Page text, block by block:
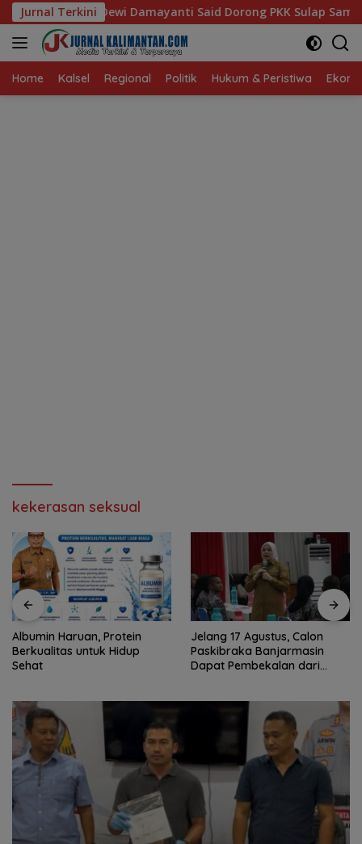
Langsung
ke
konten
Jurnal Terkini
Said Dorong PKK Sulap Sampah Jadi Sumber
Home Kalsel Regional Politik Hukum & Peristiwa
kekerasan seksual
Albumin Haruan, Protein
Berkualitas untuk Hidup
Sehat
Jelang 17 Agustus, Calon
Paskibraka Banjarmasin
Dapat Pembekalan dari